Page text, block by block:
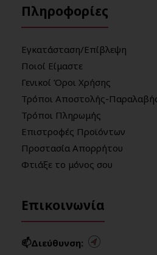
Πληροφορίες
Εγκατάσταση/Επίβλεψη
Ποιοί Είμαστε
Γενικοί Όροι Χρήσης
Τρόποι Αποστολής-
Τρόποι Πληρωμής
Επιστροφές Προϊόντων
Προστασία Απορρήτου
Φτιάξε το μόνος σου
Επικοινωνία
📫Διεύθυνση: